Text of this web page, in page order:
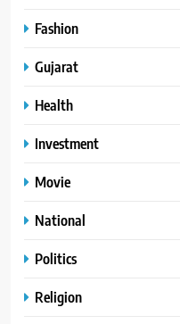
Fashion
Gujarat
Health
Investment
Movie
National
Politics
Religion